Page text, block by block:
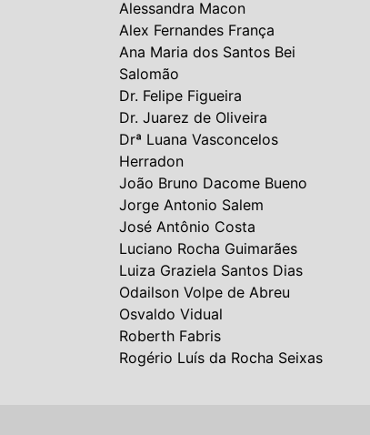
Alessandra Macon
Alex Fernandes França
Ana Maria dos Santos Bei
Salomão
Dr. Felipe Figueira
Dr. Juarez de Oliveira
Drª Luana Vasconcelos
Herradon
João Bruno Dacome Bueno
Jorge Antonio Salem
José Antônio Costa
Luciano Rocha Guimarães
Luiza Graziela Santos Dias
Odailson Volpe de Abreu
Osvaldo Vidual
Roberth Fabris
Rogério Luís da Rocha Seixas